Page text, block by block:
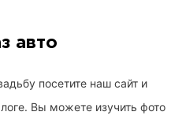
авто
посетите наш сайт и
Вы можете изучить фото